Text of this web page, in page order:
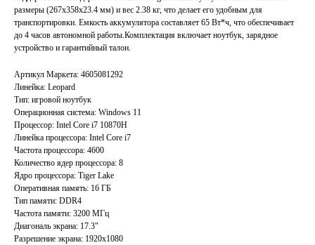
размеры (267x358x23.4 мм) и вес 2.38 кг, что делает его удобным для
транспортировки. Емкость аккумулятора составляет 65 Вт*ч, что обеспечивает
до 4 часов автономной работы.Комплектация включает ноутбук, зарядное
устройство и гарантийный талон.
Артикул Маркета: 4605081292
Линейка: Leopard
Тип: игровой ноутбук
Операционная система: Windows 11
Процессор: Intel Core i7 10870H
Линейка процессора: Intel Core i7
Частота процессора: 4600
Количество ядер процессора: 8
Ядро процессора: Tiger Lake
Оперативная память: 16 ГБ
Тип памяти: DDR4
Частота памяти: 3200 МГц
Диагональ экрана: 17.3"
Разрешение экрана: 1920x1080